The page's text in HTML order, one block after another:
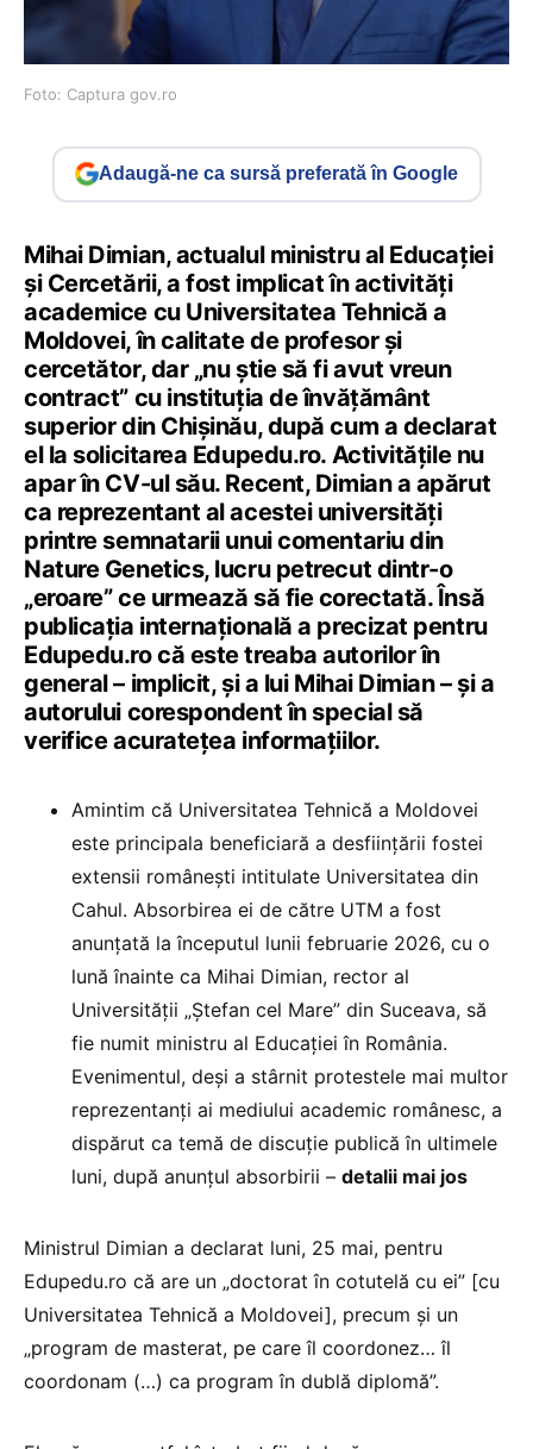
Foto: Captura gov.ro
Adaugă-ne ca sursă preferată în Google
Mihai Dimian, actualul ministru al Educației
și Cercetării, a fost implicat în activități
academice cu Universitatea Tehnică a
Moldovei, în calitate de profesor și
cercetător, dar „nu știe să fi avut vreun
contract” cu instituția de învățământ
superior din Chișinău, după cum a declarat
el la solicitarea Edupedu.ro. Activitățile nu
apar în CV-ul său. Recent, Dimian a apărut
ca reprezentant al acestei universități
printre semnatarii unui comentariu din
Nature Genetics, lucru petrecut dintr-o
„eroare” ce urmează să fie corectată. Însă
publicația internațională a precizat pentru
Edupedu.ro că este treaba autorilor în
general – implicit, și a lui Mihai Dimian – și a
autorului corespondent în special să
verifice acuratețea informațiilor.
Amintim că Universitatea Tehnică a Moldovei
este principala beneficiară a desființării fostei
extensii românești intitulate Universitatea din
Cahul. Absorbirea ei de către UTM a fost
anunțată la începutul lunii februarie 2026, cu o
lună înainte ca Mihai Dimian, rector al
Universității „Ștefan cel Mare” din Suceava, să
fie numit ministru al Educației în România.
Evenimentul, deși a stârnit protestele mai multor
reprezentanți ai mediului academic românesc, a
dispărut ca temă de discuție publică în ultimele
luni, după anunțul absorbirii – detalii mai jos
Ministrul Dimian a declarat luni, 25 mai, pentru
Edupedu.ro că are un „doctorat în cotutelă cu ei” [cu
Universitatea Tehnică a Moldovei], precum și un
„program de masterat, pe care îl coordonez… îl
coordonam (…) ca program în dublă diplomă”.